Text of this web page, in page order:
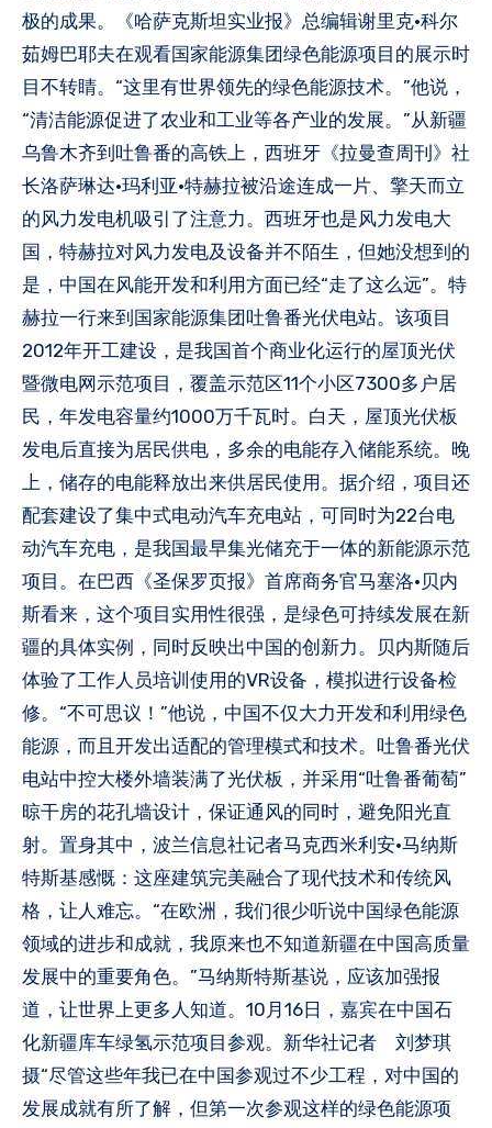
极的成果。《哈萨克斯坦实业报》总编辑谢里克·科尔
茹姆巴耶夫在观看国家能源集团绿色能源项目的展示时
目不转睛。“这里有世界领先的绿色能源技术。”他说，
“清洁能源促进了农业和工业等各产业的发展。”从新疆
乌鲁木齐到吐鲁番的高铁上，西班牙《拉曼查周刊》社
长洛萨琳达·玛利亚·特赫拉被沿途连成一片、擎天而立
的风力发电机吸引了注意力。西班牙也是风力发电大
国，特赫拉对风力发电及设备并不陌生，但她没想到的
是，中国在风能开发和利用方面已经“走了这么远”。特
赫拉一行来到国家能源集团吐鲁番光伏电站。该项目
2012年开工建设，是我国首个商业化运行的屋顶光伏
暨微电网示范项目，覆盖示范区11个小区7300多户居
民，年发电容量约1000万千瓦时。白天，屋顶光伏板
发电后直接为居民供电，多余的电能存入储能系统。晚
上，储存的电能释放出来供居民使用。据介绍，项目还
配套建设了集中式电动汽车充电站，可同时为22台电
动汽车充电，是我国最早集光储充于一体的新能源示范
项目。在巴西《圣保罗页报》首席商务官马塞洛·贝内
斯看来，这个项目实用性很强，是绿色可持续发展在新
疆的具体实例，同时反映出中国的创新力。贝内斯随后
体验了工作人员培训使用的VR设备，模拟进行设备检
修。“不可思议！”他说，中国不仅大力开发和利用绿色
能源，而且开发出适配的管理模式和技术。吐鲁番光伏
电站中控大楼外墙装满了光伏板，并采用“吐鲁番葡萄”
晾干房的花孔墙设计，保证通风的同时，避免阳光直
射。置身其中，波兰信息社记者马克西米利安·马纳斯
特斯基感慨：这座建筑完美融合了现代技术和传统风
格，让人难忘。“在欧洲，我们很少听说中国绿色能源
领域的进步和成就，我原来也不知道新疆在中国高质量
发展中的重要角色。”马纳斯特斯基说，应该加强报
道，让世界上更多人知道。10月16日，嘉宾在中国石
化新疆库车绿氢示范项目参观。新华社记者 刘梦琪
摄“尽管这些年我已在中国参观过不少工程，对中国的
发展成就有所了解，但第一次参观这样的绿色能源项